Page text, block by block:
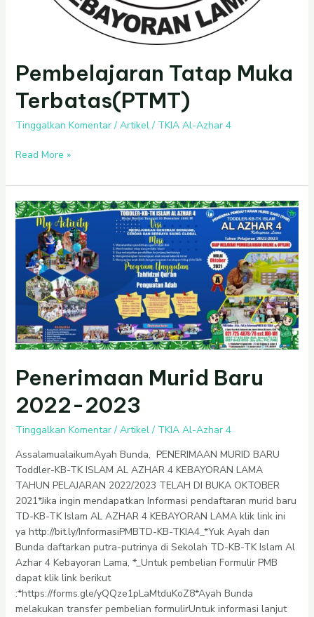
Pembelajaran Tatap Muka
Terbatas(PTMT)
Tinggalkan Komentar / Artikel/ TKIA Al-Azhar 4
Read More »
Penerimaan Murid Baru
2022-2023
Tinggalkan Komentar / Artikel/ TKIA Al-Azhar 4
AssalamualaikumAyah Bunda, PENERIMAAN MURID BARU
Toddler-KB-TK ISLAM AL AZHAR 4 KEBAYORAN LAMA
TAHUN PELAJARAN 2022/2023 TELAH DI BUKA OKTOBER
2021*Jika ingin mendapatkan Informasi pendaftaran murid baru
TD-KB-TK Islam AL AZHAR 4 KEBAYORAN LAMA klik link ini
ya http://bit.ly/InformasiPMBTD-KB-TKIA4_*Yuk Ayah dan
Bunda daftarkan putra-putrinya di Sekolah TD-KB-TK Islam Al
Azhar 4 Kebayoran Lama, *_Untuk pembelian Formulir PMB
dapat klik link berikut
:*https://forms.gle/yQQze1pLaMtduKoZ8*Ayah Bunda
melakukan transfer pembelian formulirUntuk informasi lanjut
Penerimaan
Murid
2022-
2023